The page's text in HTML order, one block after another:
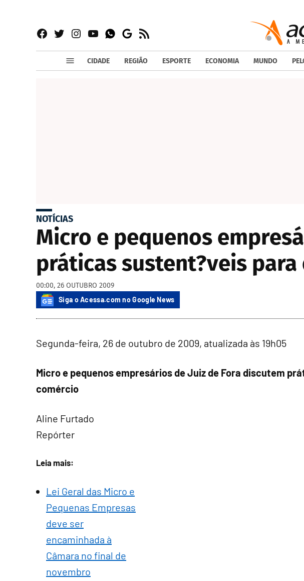
Facebook
TwitterInstagram
YouTubeWhatsapp
Google
News
RSS
CIDADE REGIÃO ESPORTE ECONOMIA MUNDO
NOTÍCIAS
Micro e pequenos
práticas sustent?veis para
00:00, 26 OUTUBRO 2009
Siga o Acessa.com no Google News
Segunda-feira, 26 de outubro de 2009, atualizada às 19h05
Micro e pequenos empresários de Juiz de Fora discutem
comércio
Aline Furtado
Repórter
Leia mais:
Lei Geral das Micro e
Pequenas Empresas
deve ser
encaminhada à
Câmara no final de
novembro